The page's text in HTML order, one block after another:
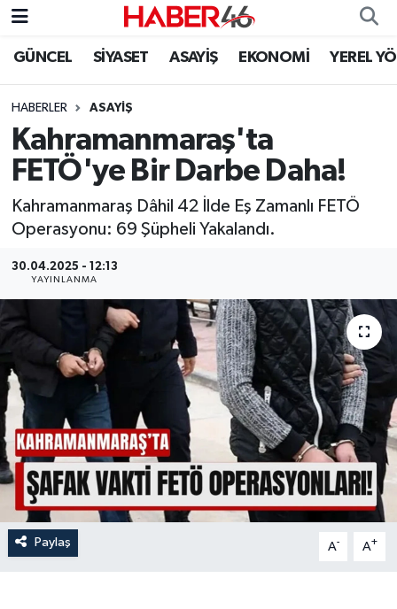
GÜNCEL SİYASET ASAYİŞ EKONOMİ YEREL
HABERLER ASAYİŞ
Kahramanmaraş'ta
FETÖ'ye Bir Darbe Daha!
Kahramanmaraş Dâhil 42 İlde Eş Zamanlı FETÖ
Operasyonu: 69 Şüpheli Yakalandı.
30.04.2025 - 12:13
YAYINLANMA
Paylaş A- A+
GÜNCEL
SİYASET
EKONOMİ
SPOR
SAĞLIK
EĞİTİM
İLÇE HABERLERİ
KÜLTÜR-SANAT
KSÜ
Nöbetçi Eczaneler
Hava Durumu
Kahramanmaraş Namaz Vakitleri
Trafik Durumu
Son Dakika Haberleri
Haber Arşivi